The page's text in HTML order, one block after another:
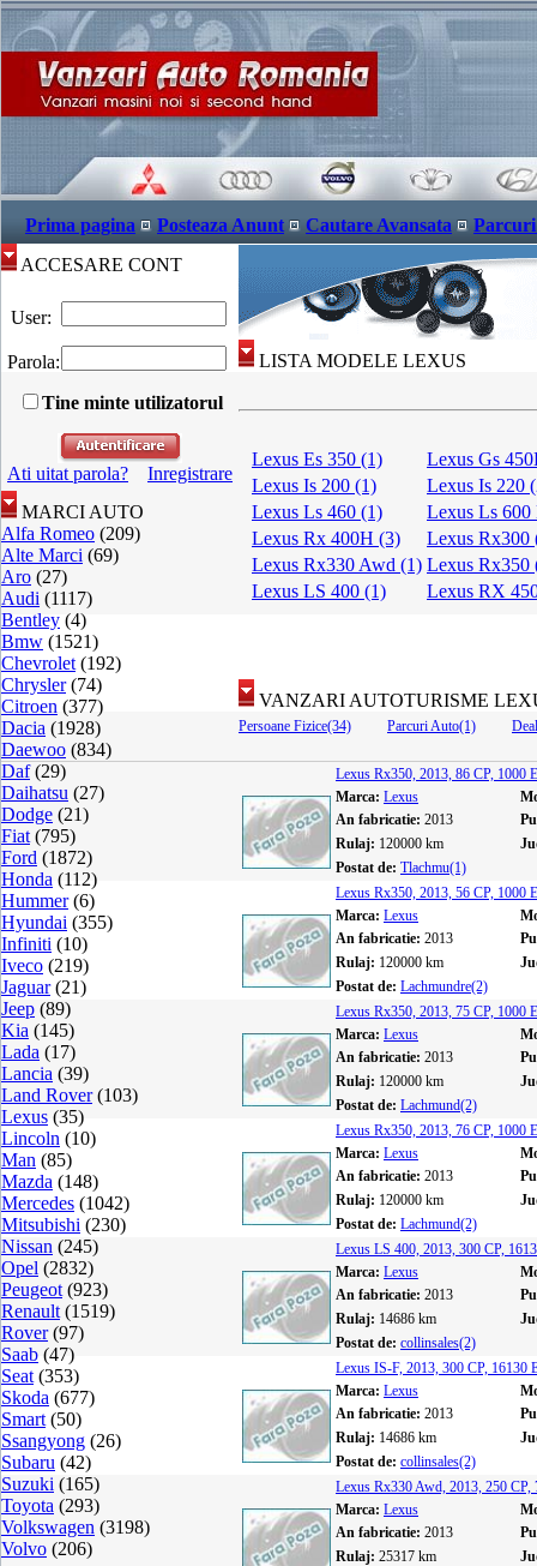
Prima pagina Posteaza Anunt Cautare Avansata
ACCESARE CONT
User:
Parola:
Tine minte utilizatorul
Ati uitat parola?
Inregistrare
MARCI AUTO
Alfa Romeo (209)
Alte Marci (69)
Aro (27)
Audi (1117)
Bentley (4)
Bmw (1521)
Chevrolet (192)
Chrysler(74)
Citroen (377)
Dacia (1928)
Daewoo (834)
Daf(29)
Daihatsu (27)
Dodge (21)
Fiat (795)
Ford (1872)
Honda (112)
Hummer(6)
Hyundai (355)
Infiniti (10)
Iveco (219)
Jaguar(21)
Jeep (89)
Kia (145)
Lada (17)
Lancia (39)
Land Rover(103)
Lexus (35)
Lincoln (10)
Man (85)
Mazda (148)
Mercedes (1042)
Mitsubishi (230)
Nissan (245)
Opel (2832)
Peugeot (923)
Renault (1519)
Rover(97)
Saab (47)
Seat (353)
Skoda (677)
Smart (50)
Ssangyong (26)
Subaru (42)
Suzuki (165)
Toyota (293)
Volkswagen (3198)
Volvo (206)
LISTA MODELE LEXUS
Lexus Es 350 (1)
Lexus Gs
Lexus Is 200 (1)
Lexus Is 220
Lexus Ls 460 (1)
Lexus Ls 600
Lexus Rx 400H (3)
Lexus Rx300
Lexus Rx330 Awd (1) Lexus Rx350
Lexus LS 400 (1)
Lexus RX
VANZARI AUTOTURISME
Persoane Fizice(34) Parcuri Auto(1)
Lexus Rx350, 2013, 86 CP, 1000
Marca: Lexus
An fabricatie: 2013
Rulaj: 120000 km
Postat de: Tlachmu(1)
Lexus Rx350, 2013, 56 CP, 1000
Marca: Lexus
An fabricatie: 2013
Rulaj: 120000 km
Postat de: Lachmundre(2)
Lexus Rx350, 2013, 75 CP, 1000
Marca: Lexus
An fabricatie: 2013
Rulaj: 120000 km
Postat de: Lachmund(2)
Lexus Rx350, 2013, 76 CP, 1000
Marca: Lexus
An fabricatie: 2013
Rulaj: 120000 km
Postat de: Lachmund(2)
Lexus LS 400, 2013, 300 CP,
Marca: Lexus
An fabricatie: 2013
Rulaj: 14686 km
Postat de: collinsales(2)
Lexus IS-F, 2013, 300 CP, 16130
Marca: Lexus
An fabricatie: 2013
Rulaj: 14686 km
Postat de: collinsales(2)
Lexus Rx330 Awd, 2013, 250 CP,
Marca: Lexus
An fabricatie: 2013
Rulaj: 25317 km